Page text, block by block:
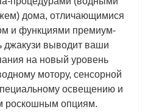
дома, отличающимися
и функциями премиум-
джакузи выводит ваши
на новый уровень
мотору, сенсорной
освещению и
роскошным опциям.